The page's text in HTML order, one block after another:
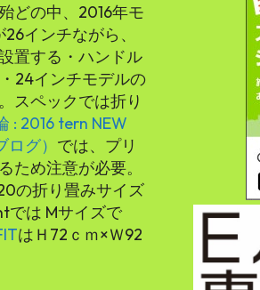
どの中、2016年モ
インチながら、
置する・ハンドル
24インチモデルの
スペックでは折り
: 2016 tern NEW
グ） では、プリ
ため注意が必要。
の折り畳みサイズ
では Mサイズで
はＨ72ｃｍ×Ｗ92